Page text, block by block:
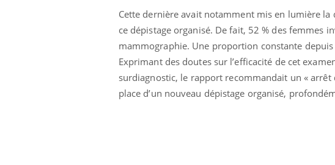
Cette dernière avait notamment mis en lumière
ce dépistage organisé. De fait, 52 % des femmes
mammographie. Une proportion constante
Exprimant des doutes sur l’efficacité de cet
surdiagnostic, le rapport recommandait un « arrêt
place d’un nouveau dépistage organisé,
Youtube
Eczéma
expliquer ma
Il y a des sujets
d'autres non ! D'un
sur la maladie